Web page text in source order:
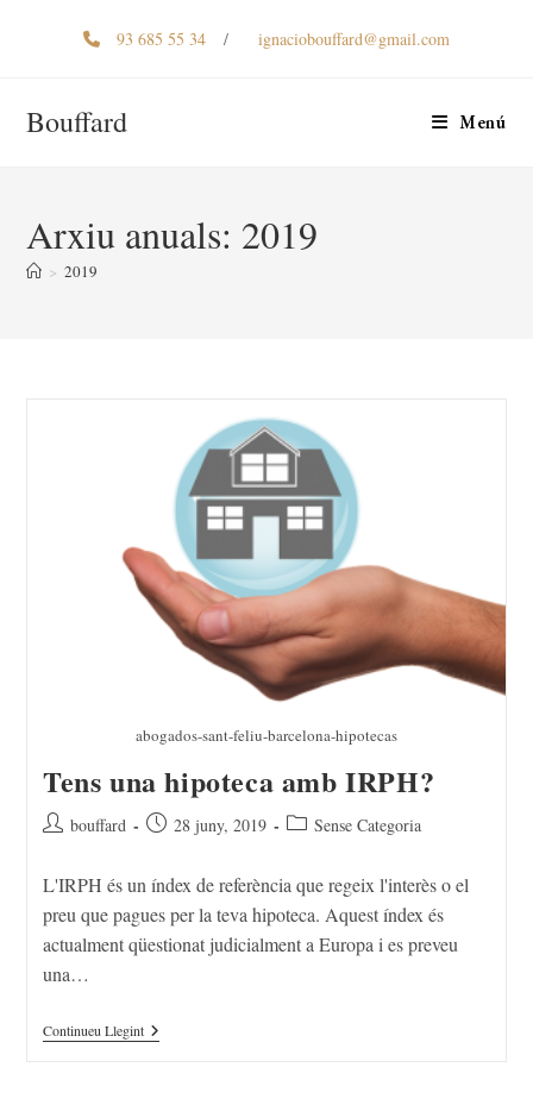
93 685 55 34 / ignaciobouffard@gmail.com
Bouffard Menú
Arxiu anuals: 2019
> 2019
abogados-sant-feliu-barcelona-hipotecas
Tens una hipoteca amb IRPH?
bouffard 28 juny, 2019 Sense Categoria
L'IRPH és un índex de referència que regeix l'interès o el
preu que pagues per la teva hipoteca. Aquest índex és
actualment qüestionat judicialment a Europa i es preveu
una…
Continueu Llegint